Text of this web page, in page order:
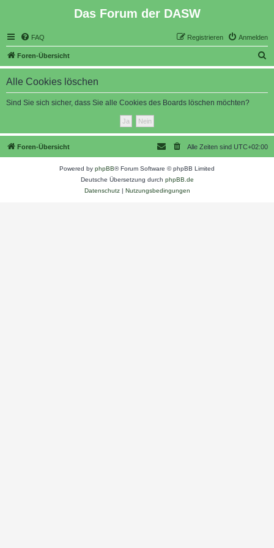
Das Forum der DASW
FAQ Anmelden
Registrieren
Foren-Übersicht
u
Alle Cookies löschen
Sind Sie sich sicher, dass Sie alle Cookies des Boards löschen möchten?
Foren-Übersicht Alle Zeiten sind UTC+02:00
Powered by phpBB® Forum Software © phpBB Limited
Deutsche Übersetzung durch phpBB.de
Datenschutz| Nutzungsbedingungen